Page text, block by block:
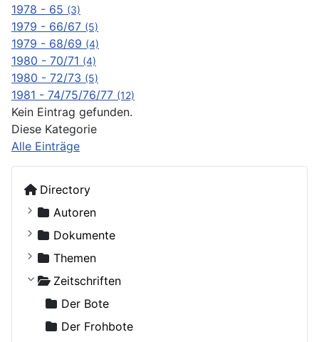
Directory
Autoren
Kostiuczuk, Jakub, Bischof von Białystok und
Ohne Autor
Adamenko, Natalya
Adrian (Pashin), Hegumen
Agapit (Belowidow), Schemaarchimandrit
Dokumente
Russische Orthodoxe Kirche
Russische Orthodoxe Kirche im Ausland
Themen
Agiographie (Viten)
Anthropologie
Autokephale und autonome Kirchen
Zeitschriften
Der Bote
Der Frohbote
1978 - 65 (3)
1979 - 66/67 (5)
1979 - 68/69 (4)
1980 - 70/71 (4)
1980 - 72/73 (5)
1981 - 74/75/76/77 (12)
Kein Eintrag gefunden.
Diese Kategorie
Alle Einträge